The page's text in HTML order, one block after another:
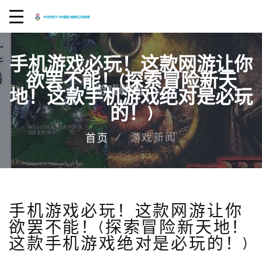
手机游戏必玩！这款网游让你
欲罢不能！(探索冒险新天
地！这款手机游戏绝对是必玩
的！)
首页 游戏新闻
手机游戏必玩！这款网游让你
欲罢不能！(探索冒险新天地！
这款手机游戏绝对是必玩的！)